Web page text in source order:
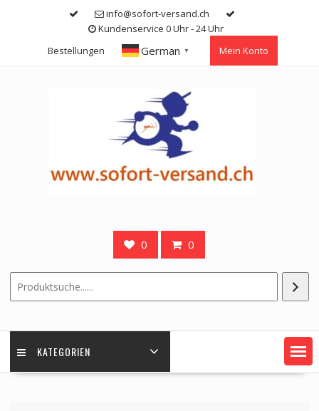
info@sofort-versand.ch
Kundenservice 0 Uhr - 24 Uhr
Bestellungen
German ▼ Mein Konto
0 0
KATEGORIEN